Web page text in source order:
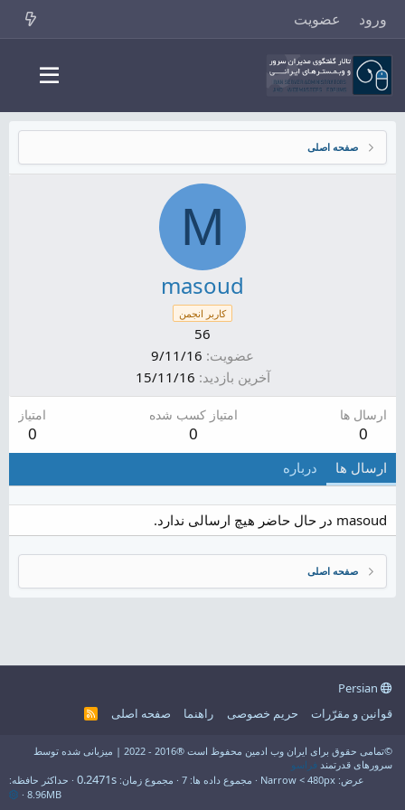
ورود عضویت
صفحه اصلی
M
masoud
کاربر انجمن
56
عضویت 9/11/16
آخرین بازدید 15/11/16
ارسال ها
0
امتیاز کسب شده
0
امتیاز
0
ارسال ها درباره
masoud در حال حاضر هیچ ارسالی ندارد.
صفحه اصلی
قوانین و مقرّرات
حریم خصوصی راهنما صفحه اصلی
R
©تمامی حقوق برای ایران وب ادمین محفوظ است ®2016 - 2022 | میزبانی شده توسط
سرورهای قدرتمند فراسو
عرض
مجموع داده ها 7 مجموع زمان 0.2471s
حداکثر حافظه
8.96MB